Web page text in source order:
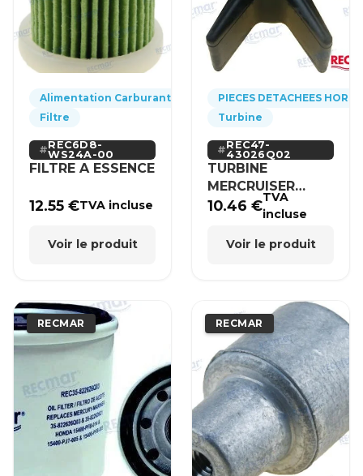
Alimentation Carburant
Filtre
REC6D8-
WS24A-00
FILTRE A ESSENCE
12.55€TVA incluse
Voir le produit
PIECES DETACHEES HORS-
Turbine
REC47-
43026Q02
TURBINE
MERCRUISER
MERCURY BRP
10.46€TVA
incluse
Voir le produit
RECMAR RECMAR